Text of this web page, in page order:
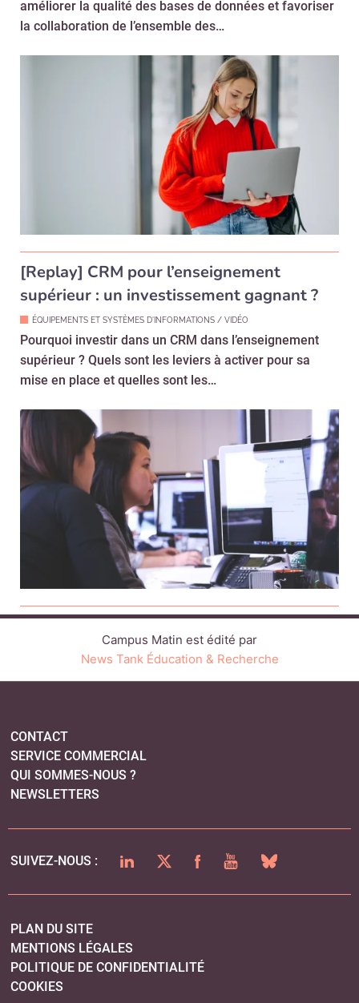
améliorer la qualité des bases de données et favoriser
la collaboration de l’ensemble des…
[Replay] CRM pour l’enseignement
supérieur : un investissement gagnant ?
ÉQUIPEMENTS ET SYSTÈMES D'INFORMATIONS / VIDÉO
Pourquoi investir dans un CRM dans l’enseignement
supérieur ? Quels sont les leviers à activer pour sa
mise en place et quelles sont les…
Campus Matin est édité par
News Tank Éducation & Recherche
CONTACT
SERVICE COMMERCIAL
QUI SOMMES-NOUS ?
NEWSLETTERS
SUIVEZ-NOUS : LINKEDINTWITTERFACEBOOKYOUTUBEBLUESKY
PLAN DU SITE
MENTIONS LÉGALES
POLITIQUE DE CONFIDENTIALITÉ
COOKIES